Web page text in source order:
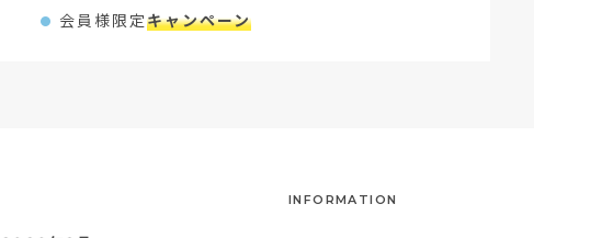
会員様限定キャンペーン
INFORMATION